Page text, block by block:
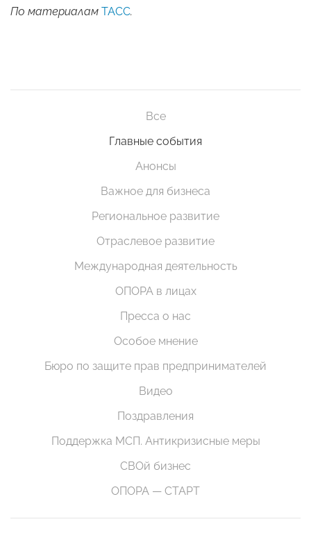
По материалам ТАСС.
Все
Главные события
Анонсы
Важное для бизнеса
Региональное развитие
Отраслевое развитие
Международная деятельность
ОПОРА в лицах
Пресса о нас
Особое мнение
Бюро по защите прав предпринимателей
Видео
Поздравления
Поддержка МСП. Антикризисные меры
СВОй бизнес
ОПОРА — СТАРТ